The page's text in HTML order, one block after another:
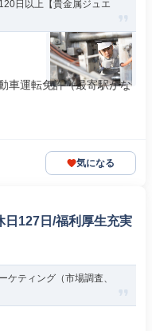
日以上【貴金属ジュエ
車運転免許（最寄駅がな
気になる
日127日/福利厚生充実
ケティング（市場調査、